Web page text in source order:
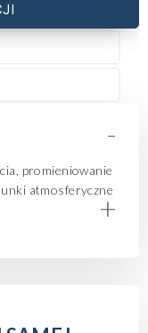
-
promieniowanie
atmosferyczne
+